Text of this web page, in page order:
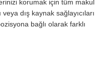
korumak için tüm makul
dış kaynak sağlayıcıları
bağlı olarak farklı